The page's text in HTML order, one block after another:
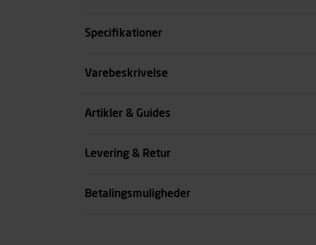
Specifikationer
Størrelse
Varebeskrivelse
Artikler & Guides
Levering & Retur
Betalingsmuligheder